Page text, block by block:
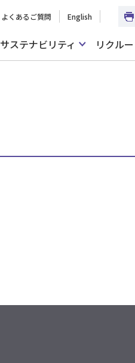
よくあるご質問 English
サステナビリティ リクル